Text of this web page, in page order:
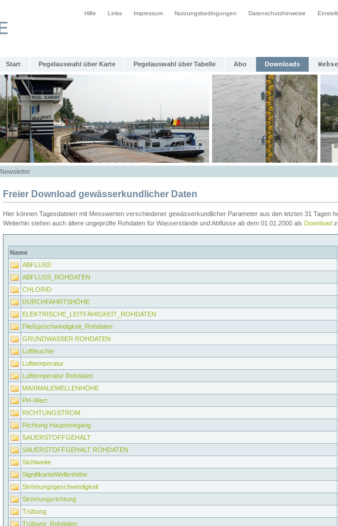
Hilfe Links Impressum Nutzungsbedingungen Datenschutzhinweise
Start Pegelauswahl über Karte Pegelauswahl über Tabelle Abo Downloads
Newsletter
Freier Download gewässerkundlicher Daten
Hier können Tagesdateien mit Messwerten verschiedener gewässerkundlicher Parameter aus den letzten 31 Tagen
Weiterhin stehen auch ältere ungeprüfte Rohdaten für Wasserstände und Abflüsse ab dem 01.01.2000 als Download
Name
ABFLUSS
ABFLUSS_ROHDATEN
CHLORID
DURCHFAHRTSHÖHE
ELEKTRISCHE_LEITFÄHIGKEIT_ROHDATEN
Fließgeschwindigkeit_Rohdaten
GRUNDWASSER ROHDATEN
Luftfeuchte
Lufttemperatur
Lufttemperatur Rohdaten
MAXIMALEWELLENHÖHE
PH-Wert
RICHTUNGSTROM
Richtung Hauptseegang
SAUERSTOFFGEHALT
SAUERSTOFFGEHALT ROHDATEN
Sichtweite
SignifikanteWellenhöhe
Strömungsgeschwindigkeit
Strömungsrichtung
Trübung
Trübung_Rohdaten